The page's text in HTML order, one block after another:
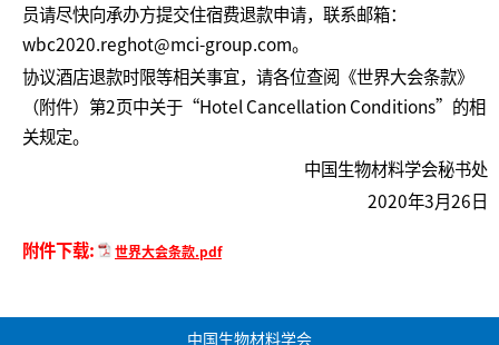
员请尽快向承办方提交住宿费退款申请，联系邮箱：
wbc2020.reghot@mci-group.com。
协议酒店退款时限等相关事宜，请各位查阅《世界大会条款》
（附件）第2页中关于“Hotel Cancellation Conditions”的相
关规定。
中国生物材料学会秘书处
2020年3月26日
附件下载: 世界大会条款.pdf
中国生物材料学会